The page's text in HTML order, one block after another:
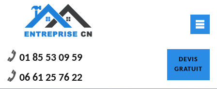
01 85 53 09 59
06 61 25 76 22
DEVIS
GRATUIT